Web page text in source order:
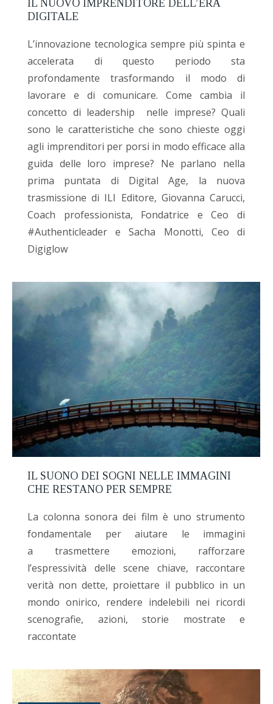
IL NUOVO IMPRENDITORE DELL’ERA
DIGITALE
L’innovazione tecnologica sempre più spinta e
accelerata di questo periodo sta
profondamente trasformando il modo di
lavorare e di comunicare. Come cambia il
concetto di leadership nelle imprese? Quali
sono le caratteristiche che sono chieste oggi
agli imprenditori per porsi in modo efficace alla
guida delle loro imprese? Ne parlano nella
prima puntata di Digital Age, la nuova
trasmissione di ILI Editore, Giovanna Carucci,
Coach professionista, Fondatrice e Ceo di
#Authenticleader e Sacha Monotti, Ceo di
Digiglow
IL SUONO DEI SOGNI NELLE IMMAGINI
CHE RESTANO PER SEMPRE
La colonna sonora dei film è uno strumento
fondamentale per aiutare le immagini
a trasmettere emozioni, rafforzare
l’espressività delle scene chiave, raccontare
verità non dette, proiettare il pubblico in un
mondo onirico, rendere indelebili nei ricordi
scenografie, azioni, storie mostrate e
raccontate